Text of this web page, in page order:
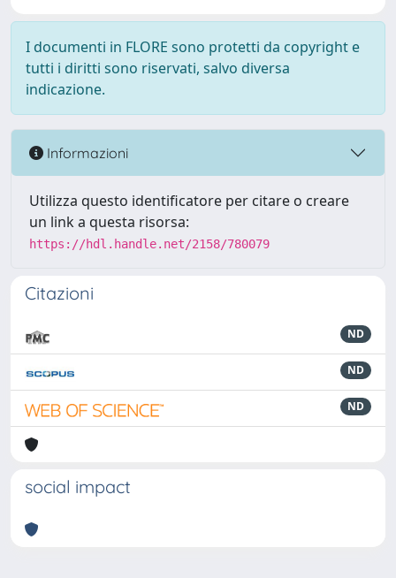
I documenti in FLORE sono protetti da copyright e
tutti i diritti sono riservati, salvo diversa
indicazione.
Informazioni
Utilizza questo identificatore per citare o creare
un link a questa risorsa:
https://hdl.handle.net/2158/780079
Citazioni
ND
ND
ND
social impact